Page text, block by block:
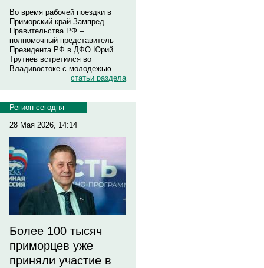
Во время рабочей поездки в
Приморский край Зампред
Правительства РФ –
полномочный представитель
Президента РФ в ДФО Юрий
Трутнев встретился во
Владивостоке с молодежью.
статьи раздела
Регион сегодня
28 Мая 2026, 14:14
Более 100 тысяч
приморцев уже
приняли участие в